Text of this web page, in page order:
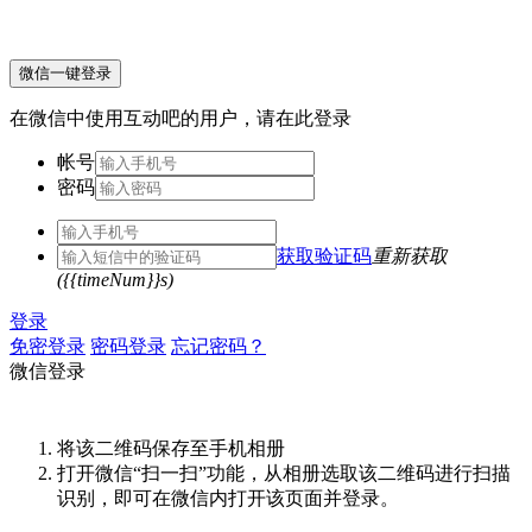
微信一键登录
在微信中使用互动吧的用户，请在此登录
帐号
密码
获取验证码重新获取
({{timeNum}}s)
登录
免密登录 密码登录 忘记密码？
微信登录
将该二维码保存至手机相册
打开微信“扫一扫”功能，从相册选取该二维码进行扫描
识别，即可在微信内打开该页面并登录。